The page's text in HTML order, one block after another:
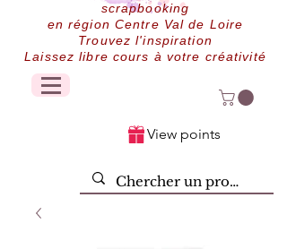
scrapbooking
en région Centre Val de Loire
Trouvez l'inspiration
Laissez libre cours à votre créativité
View points